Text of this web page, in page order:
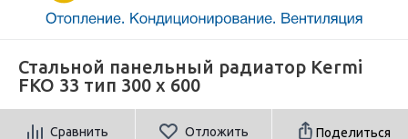
Стальной панельный радиатор Kermi
FKO 33 тип 300 x 600
Сравнить Отложить Поделиться